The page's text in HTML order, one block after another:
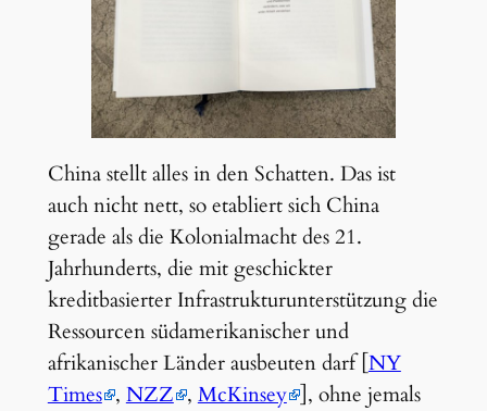
China stellt alles in den Schatten. Das ist
auch nicht nett, so etabliert sich China
gerade als die Kolonialmacht des 21.
Jahrhunderts, die mit geschickter
kreditbasierter Infrastrukturunterstützung die
Ressourcen südamerikanischer und
afrikanischer Länder ausbeuten darf [NY
Times ,NZZ ,McKinsey ], ohne jemals